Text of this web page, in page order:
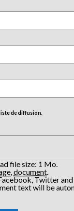
de diffusion.
file size: 1 Mo.
document
Twitter
text will be